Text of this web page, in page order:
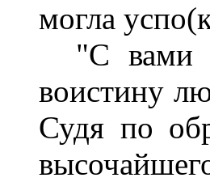
могла
"С вами
воистину
Судя по